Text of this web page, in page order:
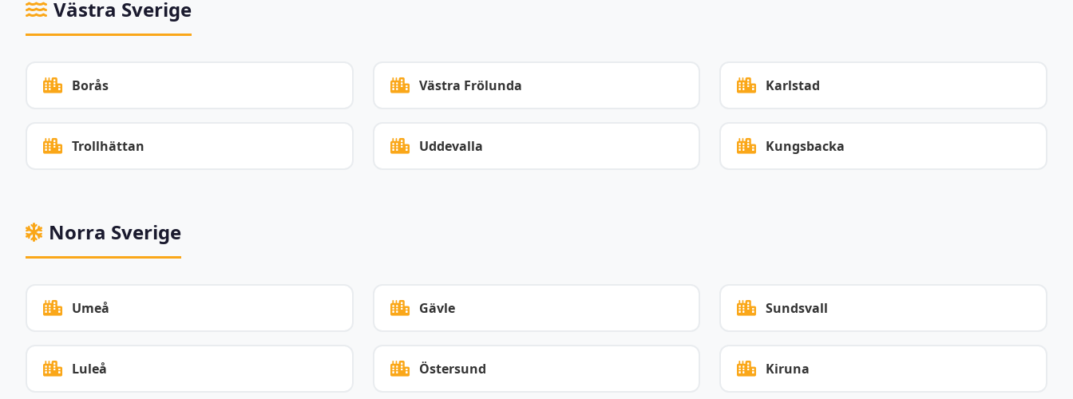
Västra Sverige
Borås Västra Frölunda Karlstad
Trollhättan Uddevalla Kungsbacka
Norra Sverige
Umeå Gävle Sundsvall
Luleå Östersund Kiruna